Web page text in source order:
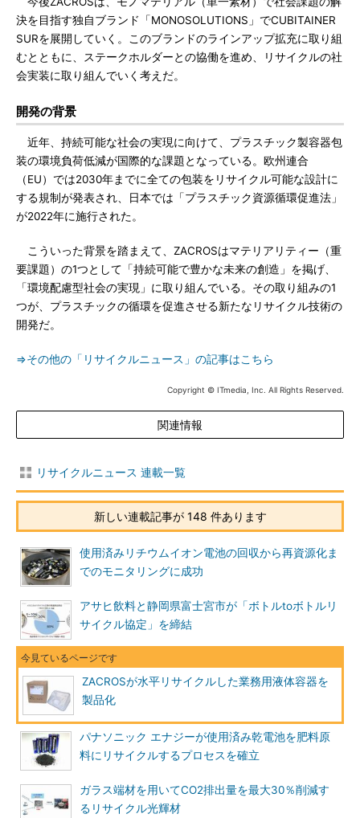
決を目指す独自ブランド「MONOSOLUTIONS」でCUBITAINER
SURを展開していく。このブランドのラインアップ拡充に取り組
むとともに、ステークホルダーとの協働を進め、リサイクルの社
会実装に取り組んでいく考えだ。
開発の背景
近年、持続可能な社会の実現に向けて、プラスチック製容器包
装の環境負荷低減が国際的な課題となっている。欧州連合
（EU）では2030年までに全ての包装をリサイクル可能な設計に
する規制が発表され、日本では「プラスチック資源循環促進法」
が2022年に施行された。
こういった背景を踏まえて、ZACROSはマテリアリティー（重
要課題）の1つとして「持続可能で豊かな未来の創造」を掲げ、
「環境配慮型社会の実現」に取り組んでいる。その取り組みの1
つが、プラスチックの循環を促進させる新たなリサイクル技術の
開発だ。
⇒その他の「リサイクルニュース」の記事はこちら
Copyright © ITmedia, Inc. All Rights Reserved.
関連情報
リサイクルニュース 連載一覧
新しい連載記事が 148 件あります
使用済みリチウムイオン電池の回収から再資源化ま
でのモニタリングに成功
アサヒ飲料と静岡県富士宮市が「ボトルtoボトルリ
サイクル協定」を締結
ZACROSが水平リサイクルした業務用液体容器を
製品化
パナソニック エナジーが使用済み乾電池を肥料原
料にリサイクルするプロセスを確立
ガラス端材を用いてCO2排出量を最大30％削減す
るリサイクル光輝材